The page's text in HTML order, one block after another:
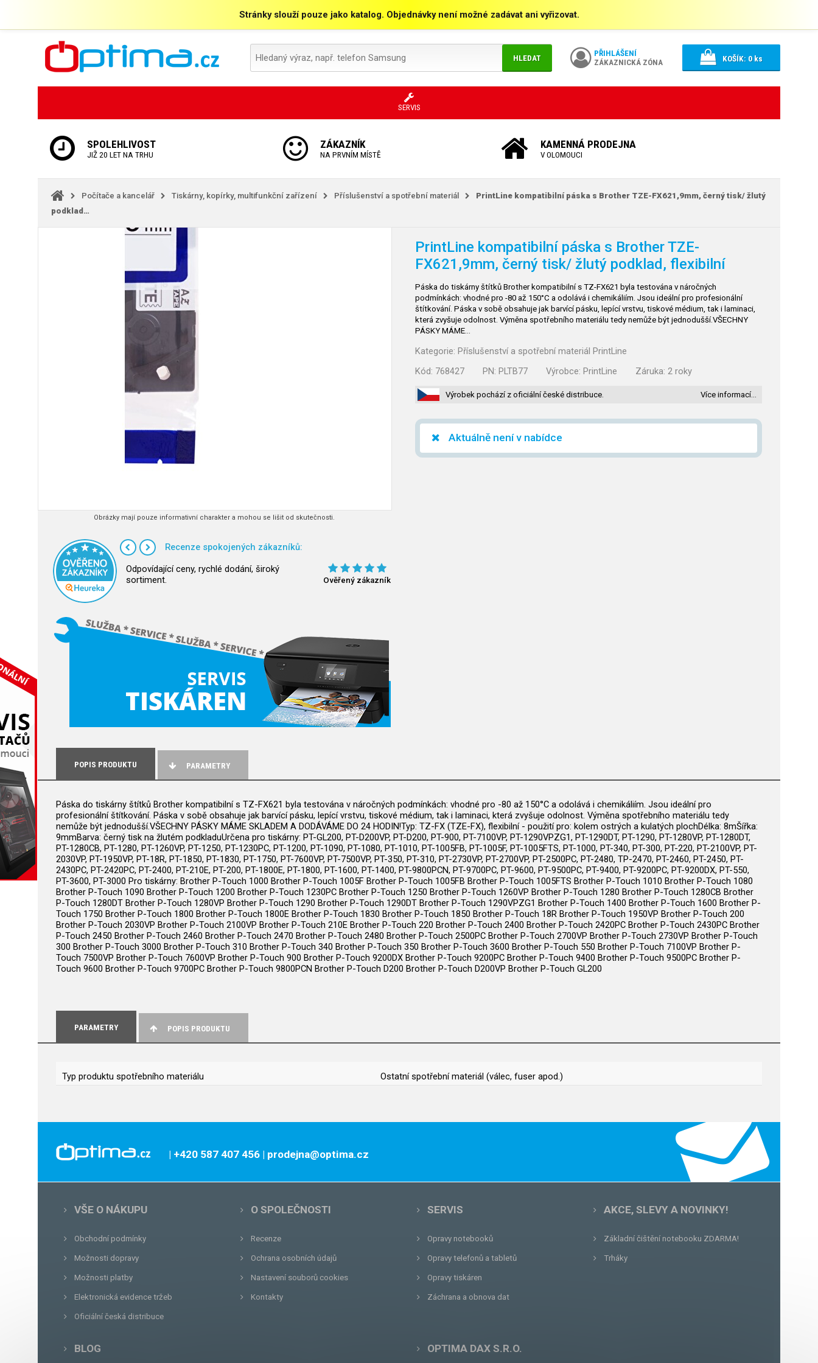
Stránky slouží pouze jako katalog. Objednávky není možné zadávat ani vyřizovat.
HLEDAT
PŘIHLÁŠENÍ
ZÁKAZNICKÁ ZÓNA
KOŠÍK: 0ks
SERVIS
SPOLEHLIVOST
JIŽ 20 LET NA TRHU
ZÁKAZNÍK
NA PRVNÍM MÍSTĚ
KAMENNÁ PRODEJNA
V OLOMOUCI
Počítače a kancelář Tiskárny, kopírky, multifunkční zařízení Příslušenství a spotřební materiál PrintLine kompatibilní páska s Brother TZE-FX621,9mm, černý tisk/ žlutý
podklad…
Obrázky mají pouze informativní charakter a mohou se lišit od skutečnosti.
Recenze spokojených zákazníků:
Odpovídající ceny, rychlé dodání, široký
sortiment.
Ověřený zákazník
PrintLine kompatibilní páska s Brother TZE-
FX621,9mm, černý tisk/ žlutý podklad, flexibilní
Páska do tiskárny štítků Brother kompatibilní s TZ-FX621 byla testována v náročných
podmínkách: vhodné pro -80 až 150°C a odolává i chemikáliím. Jsou ideální pro profesionální
štítkování. Páska v sobě obsahuje jak barvící pásku, lepící vrstvu, tiskové médium, tak i laminaci,
která zvyšuje odolnost. Výměna spotřebního materiálu tedy nemůže být jednodušší.VŠECHNY
PÁSKY MÁME…
Kategorie: Příslušenství a spotřební materiál PrintLine
Kód: 768427 PN: PLTB77 Výrobce: PrintLine Záruka: 2 roky
Výrobek pochází z oficiální české distribuce. Více informací…
Aktuálně není v nabídce
POPIS PRODUKTU PARAMETRY
Páska do tiskárny štítků Brother kompatibilní s TZ-FX621 byla testována v náročných podmínkách: vhodné pro -80 až 150°C a odolává i chemikáliím. Jsou ideální pro
profesionální štítkování. Páska v sobě obsahuje jak barvící pásku, lepící vrstvu, tiskové médium, tak i laminaci, která zvyšuje odolnost. Výměna spotřebního materiálu tedy
nemůže být jednodušší.VŠECHNY PÁSKY MÁME SKLADEM A DODÁVÁME DO 24 HODIN!Typ: TZ-FX (TZE-FX), flexibilní - použití pro: kolem ostrých a kulatých plochDélka: 8mŠířka:
9mmBarva: černý tisk na žlutém podkladuUrčena pro tiskárny: PT-GL200, PT-D200VP, PT-D200, PT-900, PT-7100VP, PT-1290VPZG1, PT-1290DT, PT-1290, PT-1280VP, PT-1280DT,
PT-1280CB, PT-1280, PT-1260VP, PT-1250, PT-1230PC, PT-1200, PT-1090, PT-1080, PT-1010, PT-1005FB, PT-1005F, PT-1005FTS, PT-1000, PT-340, PT-300, PT-220, PT-2100VP, PT-
2030VP, PT-1950VP, PT-18R, PT-1850, PT-1830, PT-1750, PT-7600VP, PT-7500VP, PT-350, PT-310, PT-2730VP, PT-2700VP, PT-2500PC, PT-2480, TP-2470, PT-2460, PT-2450, PT-
2430PC, PT-2420PC, PT-2400, PT-210E, PT-200, PT-1800E, PT-1800, PT-1600, PT-1400, PT-9800PCN, PT-9700PC, PT-9600, PT-9500PC, PT-9400, PT-9200PC, PT-9200DX, PT-550,
PT-3600, PT-3000 Pro tiskárny: Brother P-Touch 1000 Brother P-Touch 1005F Brother P-Touch 1005FB Brother P-Touch 1005FTS Brother P-Touch 1010 Brother P-Touch 1080
Brother P-Touch 1090 Brother P-Touch 1200 Brother P-Touch 1230PC Brother P-Touch 1250 Brother P-Touch 1260VP Brother P-Touch 1280 Brother P-Touch 1280CB Brother
P-Touch 1280DT Brother P-Touch 1280VP Brother P-Touch 1290 Brother P-Touch 1290DT Brother P-Touch 1290VPZG1 Brother P-Touch 1400 Brother P-Touch 1600 Brother P-
Touch 1750 Brother P-Touch 1800 Brother P-Touch 1800E Brother P-Touch 1830 Brother P-Touch 1850 Brother P-Touch 18R Brother P-Touch 1950VP Brother P-Touch 200
Brother P-Touch 2030VP Brother P-Touch 2100VP Brother P-Touch 210E Brother P-Touch 220 Brother P-Touch 2400 Brother P-Touch 2420PC Brother P-Touch 2430PC Brother
P-Touch 2450 Brother P-Touch 2460 Brother P-Touch 2470 Brother P-Touch 2480 Brother P-Touch 2500PC Brother P-Touch 2700VP Brother P-Touch 2730VP Brother P-Touch
300 Brother P-Touch 3000 Brother P-Touch 310 Brother P-Touch 340 Brother P-Touch 350 Brother P-Touch 3600 Brother P-Touch 550 Brother P-Touch 7100VP Brother P-
Touch 7500VP Brother P-Touch 7600VP Brother P-Touch 900 Brother P-Touch 9200DX Brother P-Touch 9200PC Brother P-Touch 9400 Brother P-Touch 9500PC Brother P-
Touch 9600 Brother P-Touch 9700PC Brother P-Touch 9800PCN Brother P-Touch D200 Brother P-Touch D200VP Brother P-Touch GL200
PARAMETRY POPIS PRODUKTU
Typ produktu spotřebního materiálu Ostatní spotřební materiál (válec, fuser apod.)
| +420 587 407 456 | prodejna@optima.cz
VŠE O NÁKUPU
Obchodní podmínky
Možnosti dopravy
Možnosti platby
Elektronická evidence tržeb
Oficiální česká distribuce
O SPOLEČNOSTI
Recenze
Ochrana osobních údajů
Nastavení souborů cookies
Kontakty
SERVIS
Opravy notebooků
Opravy telefonů a tabletů
Opravy tiskáren
Záchrana a obnova dat
AKCE, SLEVY A NOVINKY!
Základní čištění notebooku ZDARMA!
Trháky
BLOG OPTIMA DAX S.R.O.